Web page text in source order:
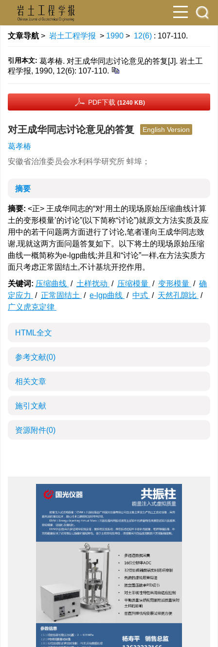
文章导航 > 岩土工程学报 > 1990 > 12(6) : 107-110.
引用本文: 葛孝椿. 对王成华同志讨论意见的答复[J]. 岩土工
程学报, 1990, 12(6): 107-110.
PDF下载 (1240 KB)
对王成华同志讨论意见的答复 English Version
葛孝椿
安徽省治淮委员会水利科学研究所 蚌埠；
摘要
摘要: <正> 王成华同志的“对‘用土的现场原始压缩曲线计算
土的变形模量’的讨论”(以下简称“讨论”)就原文方法实质及应
用中的若干问题两方面进行了讨论,笔者谨向王成华同志致
谢,现就这两方面问题答复如下。以下将土的现场原始压缩
曲线一概简称为e-lgp曲线;并且和“讨论”一样,在方法实质方
面只考虑正常固结土,不计基坑开挖作用。
关键词: 压缩曲线 / 土样扰动 / 压缩模量 / 变形模量 / 确
定应力 / 正常固结土 / e-lgp曲线 / 中式 / 天然孔隙比 /
广义虎克定律
HTML全文
参考文献(0)
相关文章
施引文献
资源附件(0)